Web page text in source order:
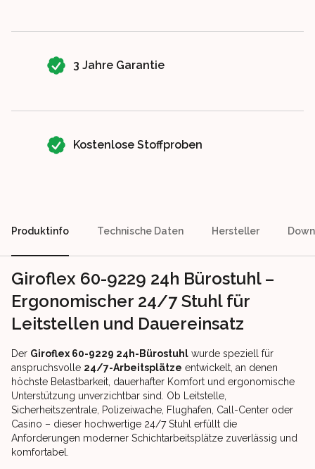
3 Jahre Garantie
Kostenlose Stoffproben
Produktinfo Technische Daten Hersteller
Giroflex 60-9229 24h Bürostuhl –
Ergonomischer 24/7 Stuhl für
Leitstellen und Dauereinsatz
Der Giroflex 60-9229 24h-Bürostuhl wurde speziell für
anspruchsvolle 24/7-Arbeitsplätze entwickelt, an denen
höchste Belastbarkeit, dauerhafter Komfort und ergonomische
Unterstützung unverzichtbar sind. Ob Leitstelle,
Sicherheitszentrale, Polizeiwache, Flughafen, Call-Center oder
Casino – dieser hochwertige 24/7 Stuhl erfüllt die
Anforderungen moderner Schichtarbeitsplätze zuverlässig und
komfortabel.